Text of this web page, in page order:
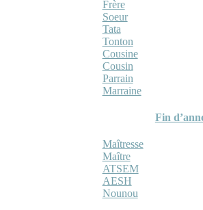
Frère
Soeur
Tata
Tonton
Cousine
Cousin
Parrain
Marraine
Fin
Maîtresse
Maître
ATSEM
AESH
Nounou